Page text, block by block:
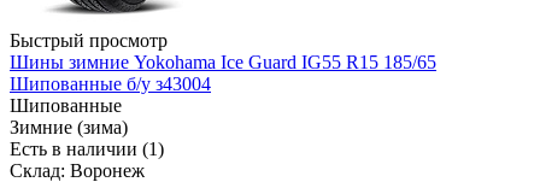
Быстрый просмотр
Шины зимние Yokohama Ice Guard IG55 R15 185/65
Шипованные б/у з43004
Шипованные
Зимние (зима)
Есть в наличии (1)
Склад: Воронеж